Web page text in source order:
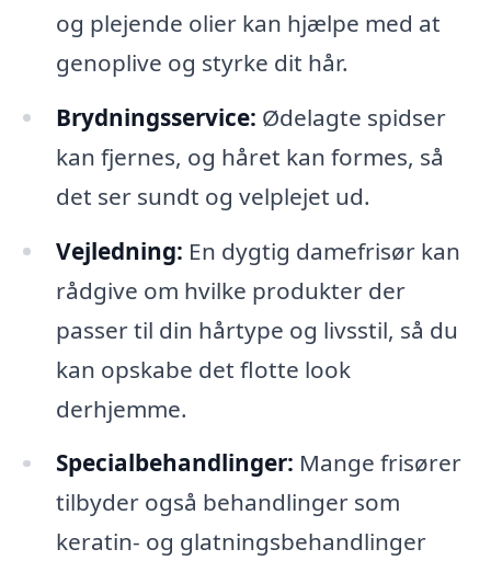
og plejende olier kan hjælpe med at
genoplive og styrke dit hår.
Brydningsservice: Ødelagte spidser
kan fjernes, og håret kan formes, så
det ser sundt og velplejet ud.
Vejledning: En dygtig damefrisør kan
rådgive om hvilke produkter der
passer til din hårtype og livsstil, så du
kan opskabe det flotte look
derhjemme.
Specialbehandlinger: Mange frisører
tilbyder også behandlinger som
keratin- og glatningsbehandlinger